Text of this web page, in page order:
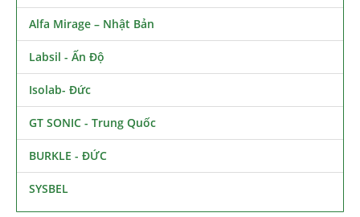
Alfa Mirage – Nhật Bản
Labsil - Ấn Độ
Isolab- Đức
GT SONIC - Trung Quốc
BURKLE - ĐỨC
SYSBEL